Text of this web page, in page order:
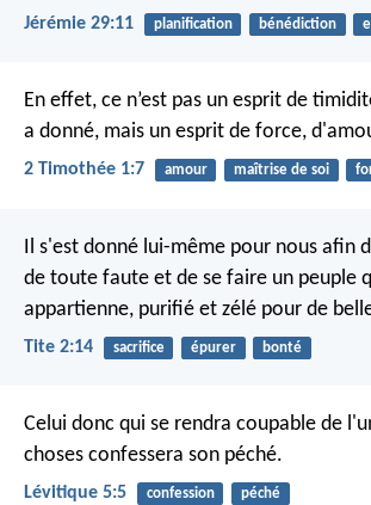
Jérémie 29:11 planification bénédiction
En effet, ce n’est pas un esprit de
a donné, mais un esprit de force,
2 Timothée 1:7 amour maîtrise de soi
Il s'est donné lui-même pour nous afin
de toute faute et de se faire un peuple
appartienne, purifié et zélé pour de
Tite 2:14 sacrifice épurer bonté
Celui donc qui se rendra coupable de
choses confessera son péché.
Lévitique 5:5 confession péché